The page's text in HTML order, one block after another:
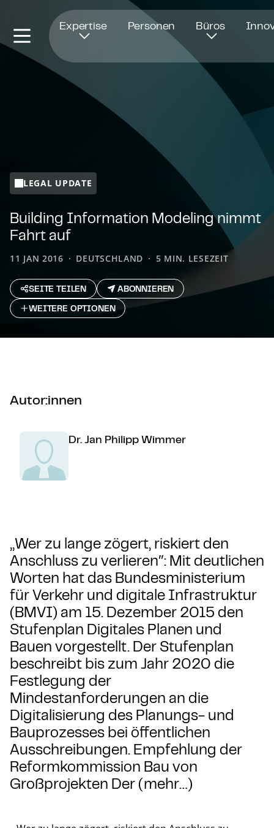
Expertise Personen Büros
LEGAL UPDATE
Building Information Modeling nimmt
Fahrt auf
11 JAN 2016 DEUTSCHLAND 5 MIN. LESEZEIT
SEITE TEILEN
ABONNIEREN
WEITERE OPTIONEN
Autor:innen
Dr. Jan Philipp Wimmer
„Wer zu lange zögert, riskiert den
Anschluss zu verlieren″: Mit deutlichen
Worten hat das Bundesministerium
für Verkehr und digitale Infrastruktur
(BMVI) am 15. Dezember 2015 den
Stufenplan Digitales Planen und
Bauen vorgestellt. Der Stufenplan
beschreibt bis zum Jahr 2020 die
Festlegung der
Mindestanforderungen an die
Digitalisierung des Planungs- und
Bauprozesses bei öffentlichen
Ausschreibungen. Empfehlung der
Reformkommission Bau von
Großprojekten Der (mehr…)
Öffnet in einem neuen Fenster